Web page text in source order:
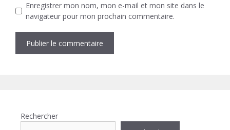
Enregistrer mon nom, mon e-mail et mon site dans le
navigateur pour mon prochain commentaire.
Rechercher